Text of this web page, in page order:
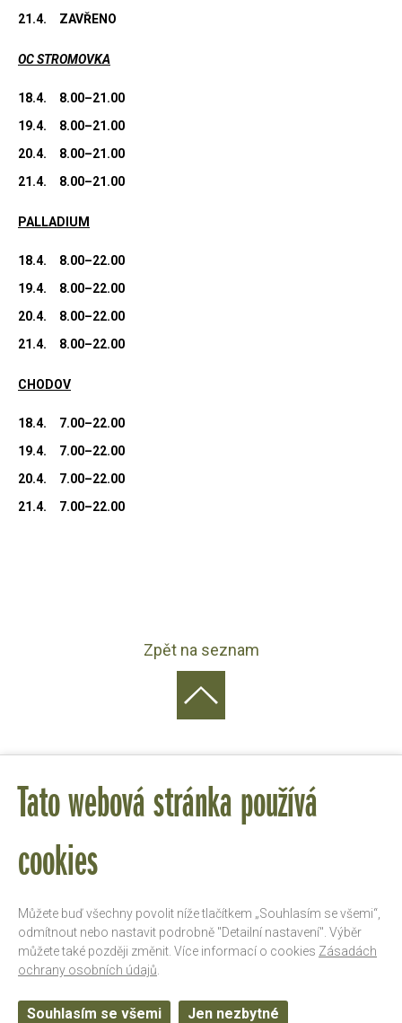
21.4.
ZAVŘENO
OC STROMOVKA
18.4.
8.00–21.00
19.4.
8.00–21.00
20.4.
8.00–21.00
21.4.
8.00–21.00
PALLADIUM
18.4.
8.00–22.00
19.4.
8.00–22.00
20.4.
8.00–22.00
21.4.
8.00–22.00
CHODOV
18.4.
7.00–22.00
19.4.
7.00–22.00
20.4.
7.00–22.00
21.4.
7.00–22.00
Zpět na seznam
ZAREGISTRUJ SE PRO NEWSLETTER
Tato webová stránka používá
cookies
Můžete buď všechny povolit níže tlačítkem „Souhlasím se všemi“,
odmítnout nebo nastavit podrobně "Detailní nastavení". Výběr
můžete také později změnit. Více informací o cookies Zásadách
ochrany osobních údajů
Souhlasím se všemi Jen nezbytné